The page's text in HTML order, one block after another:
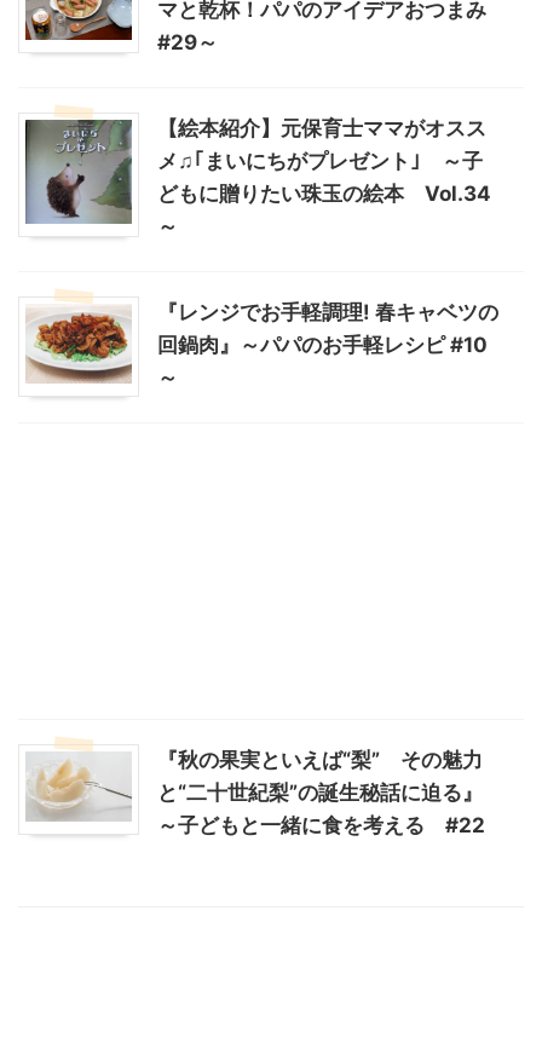
マと乾杯！パパのアイデアおつまみ
#29～
【絵本紹介】元保育士ママがオスス
メ♫｢まいにちがプレゼント｣ ～子
どもに贈りたい珠玉の絵本 Vol.34
～
『レンジでお手軽調理! 春キャベツの
回鍋肉』～パパのお手軽レシピ #10
～
『秋の果実といえば“梨” その魅力
と“二十世紀梨”の誕生秘話に迫る』
～子どもと一緒に食を考える #22